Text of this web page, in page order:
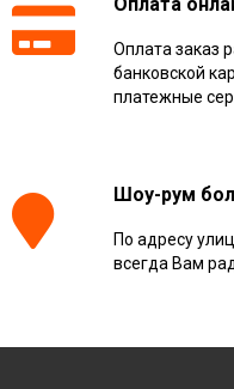
Оплата заказ
банковской
платежные
Шоу-рум
По адресу
всегда Вам